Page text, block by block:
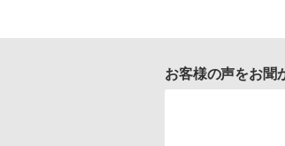
お客様の声をお聞